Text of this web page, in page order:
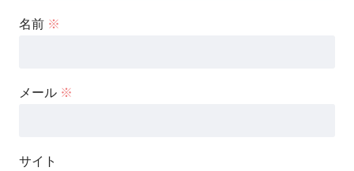
名前 ※
メール ※
サイト